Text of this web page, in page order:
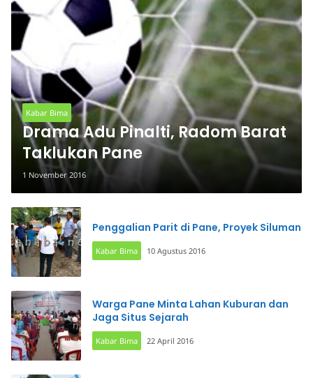
Kabar Bima
Drama Adu Pinalti, Radom Barat
Taklukan Pane
1 November 2016
Penggalian Parit di Pane, Proyek Siluman
Kabar Bima 10 Agustus 2016
Warga Pane Minta Lahan Kuburan dan
Jaga Situs Sejarah
Kabar Bima 22 April 2016